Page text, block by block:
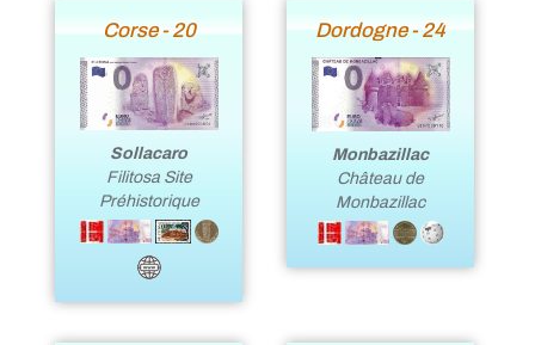
Corse - 20
Sollacaro
Filitosa Site
Préhistorique
Dordogne - 24
Monbazillac
Château de
Monbazillac